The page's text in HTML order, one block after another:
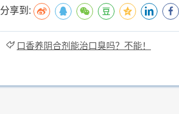
分享到:
口香养阴合剂能治口臭吗？不能！